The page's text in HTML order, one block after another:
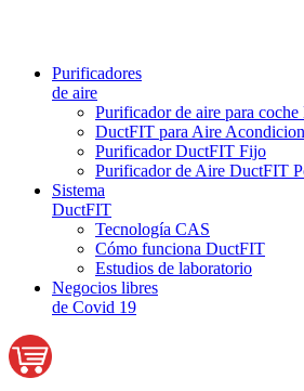
Purificadores
de aire
Purificador de aire para
DuctFIT para Aire
Purificador DuctFIT Fijo
Purificador de Aire DuctFIT
Sistema
DuctFIT
Tecnología CAS
Cómo funciona DuctFIT
Estudios de laboratorio
Negocios libres
de Covid 19